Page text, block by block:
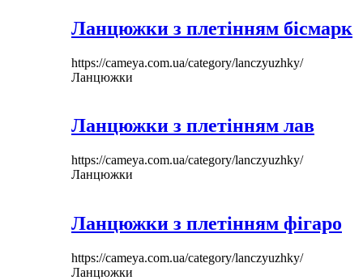
Ланцюжки з плетінням бісмарк
https://cameya.com.ua/category/lanczyuzhky/
Ланцюжки
Ланцюжки з плетінням лав
https://cameya.com.ua/category/lanczyuzhky/
Ланцюжки
Ланцюжки з плетінням фігаро
https://cameya.com.ua/category/lanczyuzhky/
Ланцюжки